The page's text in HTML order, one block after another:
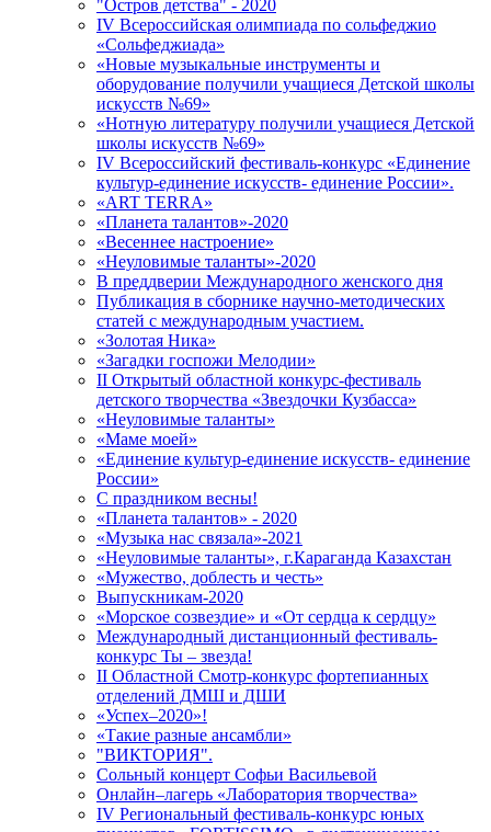
"Остров детства" - 2020
IV Всероссийская олимпиада по сольфеджио
«Сольфеджиада»
«Новые музыкальные инструменты и
оборудование получили учащиеся Детской школы
искусств №69»
«Нотную литературу получили учащиеся Детской
школы искусств №69»
IV Всероссийский фестиваль-конкурс «Единение
культур-единение искусств- единение России».
«ART TERRA»
«Планета талантов»-2020
«Весеннее настроение»
«Неуловимые таланты»-2020
В преддверии Международного женского дня
Публикация в сборнике научно-методических
статей с международным участием.
«Золотая Ника»
«Загадки госпожи Мелодии»
II Открытый областной конкурс-фестиваль
детского творчества «Звездочки Кузбасса»
«Неуловимые таланты»
«Маме моей»
«Единение культур-единение искусств- единение
России»
C праздником весны!
«Планета талантов» - 2020
«Музыка нас связала»-2021
«Неуловимые таланты», г.Караганда Казахстан
«Мужество, доблесть и честь»
Выпускникам-2020
«Морское созвездие» и «От сердца к сердцу»
Международный дистанционный фестиваль-
конкурс Ты – звезда!
II Областной Смотр-конкурс фортепианных
отделений ДМШ и ДШИ
«Успех–2020»!
«Такие разные ансамбли»
"ВИКТОРИЯ".
Сольный концерт Софьи Васильевой
Онлайн–лагерь «Лаборатория творчества»
IV Региональный фестиваль-конкурс юных